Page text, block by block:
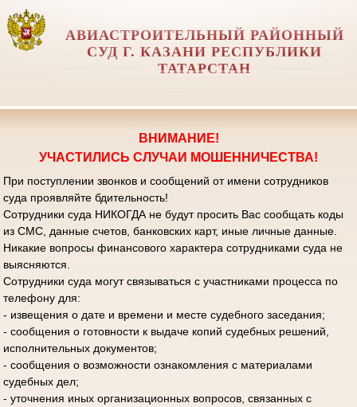
АВИАСТРОИТЕЛЬНЫЙ РАЙОННЫЙ
СУД Г. КАЗАНИ РЕСПУБЛИКИ
ТАТАРСТАН
ВНИМАНИЕ!
УЧАСТИЛИСЬ СЛУЧАИ МОШЕННИЧЕСТВА!
При поступлении звонков и сообщений от имени сотрудников
суда проявляйте бдительность!
Сотрудники суда НИКОГДА не будут просить Вас сообщать коды
из СМС, данные счетов, банковских карт, иные личные данные.
Никакие вопросы финансового характера сотрудниками суда не
выясняются.
Сотрудники суда могут связываться с участниками процесса по
телефону для:
- извещения о дате и времени и месте судебного заседания;
- сообщения о готовности к выдаче копий судебных решений,
исполнительных документов;
- сообщения о возможности ознакомления с материалами
судебных дел;
- уточнения иных организационных вопросов, связанных с